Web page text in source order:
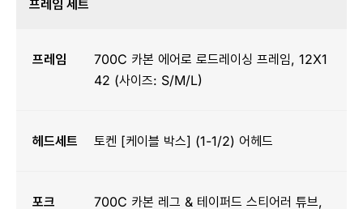
프레임 세트
프레임
700C 카본 에어로 로드레이싱 프레임, 12X1
42 (사이즈: S/M/L)
헤드세트 토켄 [케이블 박스] (1-1/2) 어헤드
포크
700C 카본 레그 & 테이퍼드 스티어러 튜브,